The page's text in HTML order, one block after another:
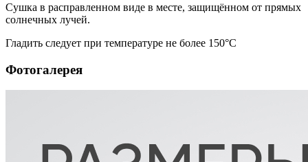
Сушка в расправленном виде в месте, защищённом от прямых
солнечных лучей.
Гладить следует при температуре не более 150°С
Фотогалерея